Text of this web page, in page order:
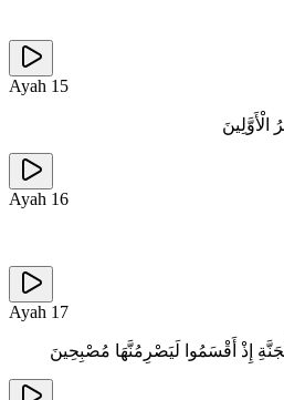
Ayah 15
الْأَوَّلِينَ
Ayah 16
Ayah 17
إِذْ أَقْسَمُوا لَيَصْرِمُنَّهَا مُصْبِحِينَ